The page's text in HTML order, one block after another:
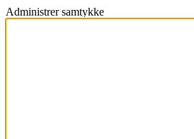
Administrer samtykke